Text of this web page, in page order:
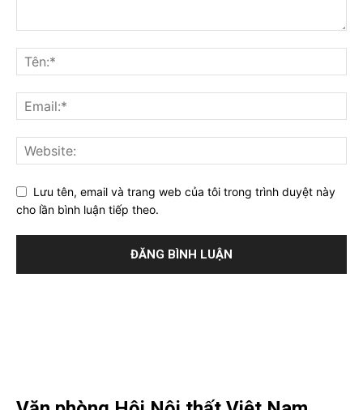
Lưu tên, email và trang web của tôi trong trình duyệt này
cho lần bình luận tiếp theo.